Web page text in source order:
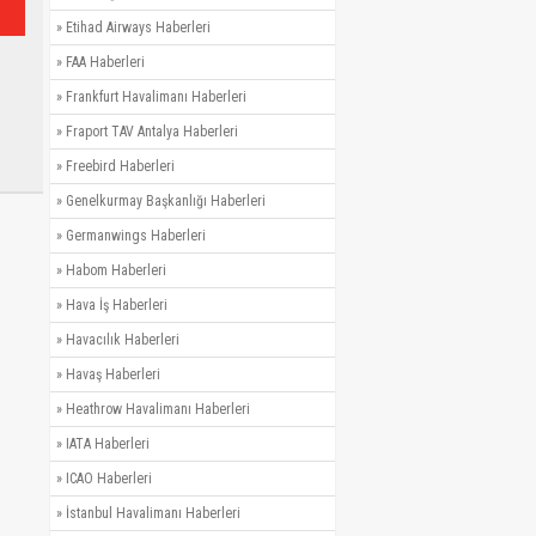
» Etihad Airways Haberleri
» FAA Haberleri
» Frankfurt Havalimanı Haberleri
» Fraport TAV Antalya Haberleri
» Freebird Haberleri
» Genelkurmay Başkanlığı Haberleri
» Germanwings Haberleri
» Habom Haberleri
» Hava İş Haberleri
» Havacılık Haberleri
» Havaş Haberleri
» Heathrow Havalimanı Haberleri
» IATA Haberleri
» ICAO Haberleri
» İstanbul Havalimanı Haberleri